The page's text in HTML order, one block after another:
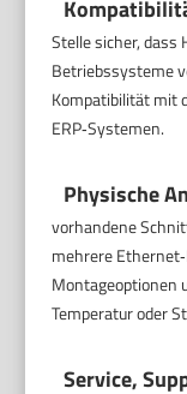
Stelle sicher, dass
Betriebssysteme
Kompatibilität mit
ERP‑Systemen.
Physische
vorhandene
mehrere
Montageoptionen
Temperatur oder
Service,